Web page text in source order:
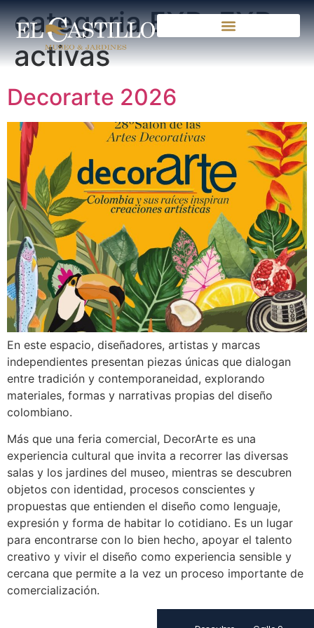
categoria EXP:EXP
activas
Decorarte 2026
En este espacio, diseñadores, artistas y marcas
independientes presentan piezas únicas que dialogan
entre tradición y contemporaneidad, explorando
materiales, formas y narrativas propias del diseño
colombiano.
Más que una feria comercial, DecorArte es una
experiencia cultural que invita a recorrer las diversas
salas y los jardines del museo, mientras se descubren
objetos con identidad, procesos conscientes y
propuestas que entienden el diseño como lenguaje,
expresión y forma de habitar lo cotidiano. Es un lugar
para encontrarse con lo bien hecho, apoyar el talento
creativo y vivir el diseño como experiencia sensible y
cercana que permite a la vez un proceso importante de
comercialización.